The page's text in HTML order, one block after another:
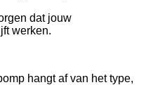
dat jouw
werken.
hangt af van het type,